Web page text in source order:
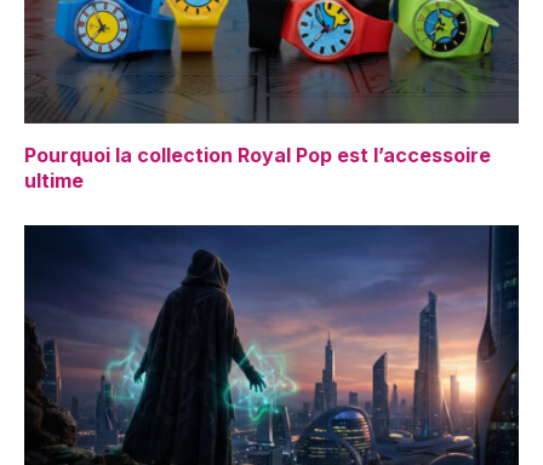
Pourquoi la collection Royal Pop est l’accessoire
ultime